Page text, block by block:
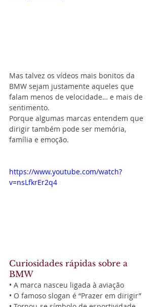
Mas talvez os vídeos mais bonitos da
BMW sejam justamente aqueles que
falam menos de velocidade… e mais de
sentimento.
Porque algumas marcas entendem que
dirigir também pode ser memória,
família e emoção.
https://www.youtube.com/watch?
v=nsLfkrEr2q4
Curiosidades rápidas sobre a
BMW
• A marca nasceu ligada à aviação
• O famoso slogan é “Prazer em dirigir”